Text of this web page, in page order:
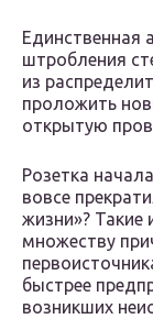
Единственная
штробления
из
проложить
открытую
Розетка
вовсе
жизни»? Такие
множеству
быстрее
возникших